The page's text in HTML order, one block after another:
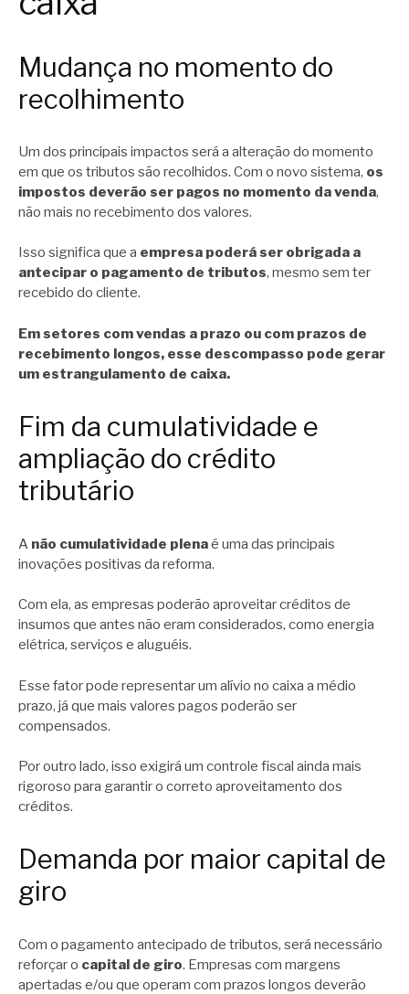
Mudança no momento do
recolhimento
Um dos principais impactos será a alteração do momento
em que os tributos são recolhidos. Com o novo sistema, os
impostos deverão ser pagos no momento da venda,
não mais no recebimento dos valores.
Isso significa que a empresa poderá ser obrigada a
antecipar o pagamento de tributos, mesmo sem ter
recebido do cliente.
Em setores com vendas a prazo ou com prazos de
recebimento longos, esse descompasso pode gerar
um estrangulamento de caixa.
Fim da cumulatividade e
ampliação do crédito
tributário
A não cumulatividade plenaé uma das principais
inovações positivas da reforma.
Com ela, as empresas poderão aproveitar créditos de
insumos que antes não eram considerados, como energia
elétrica, serviços e aluguéis.
Esse fator pode representar um alívio no caixa a médio
prazo, já que mais valores pagos poderão ser
compensados.
Por outro lado, isso exigirá um controle fiscal ainda mais
rigoroso para garantir o correto aproveitamento dos
créditos.
Demanda por maior capital de
giro
Com o pagamento antecipado de tributos, será necessário
reforçar o capital de giro. Empresas com margens
apertadas e/ou que operam com prazos longos deverão